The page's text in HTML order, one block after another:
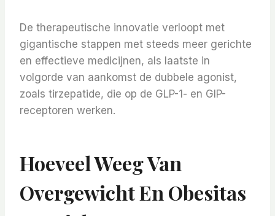
De therapeutische innovatie verloopt met
gigantische stappen met steeds meer gerichte
en effectieve medicijnen, als laatste in
volgorde van aankomst de dubbele agonist,
zoals tirzepatide, die op de GLP-1- en GIP-
receptoren werken.
Hoeveel Weeg Van
Overgewicht En Obesitas